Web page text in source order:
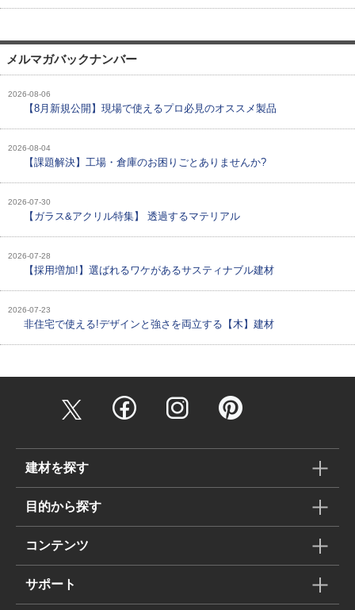
メルマガバックナンバー
2026-08-06
【8月新規公開】現場で使えるプロ必見のオススメ製品
2026-08-04
【課題解決】工場・倉庫のお困りごとありませんか?
2026-07-30
【ガラス&アクリル特集】 透過するマテリアル
2026-07-28
【採用増加!】選ばれるワケがあるサスティナブル建材
2026-07-23
非住宅で使える!デザインと強さを両立する【木】建材
建材を探す
目的から探す
コンテンツ
サポート